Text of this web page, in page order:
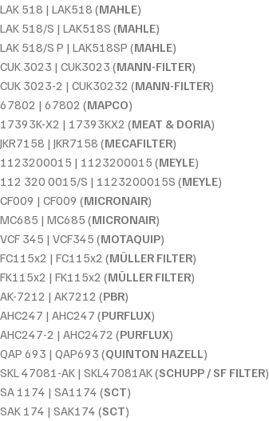
LAK 518 | LAK518 (MAHLE)
LAK 518/S | LAK518S (MAHLE)
LAK 518/S P | LAK518SP (MAHLE)
CUK 3023 | CUK3023 (MANN-FILTER)
CUK 3023-2 | CUK30232 (MANN-FILTER)
67802 | 67802 (MAPCO)
17393K-X2 | 17393KX2 (MEAT & DORIA)
JKR7158 | JKR7158 (MECAFILTER)
1123200015 | 1123200015 (MEYLE)
112 320 0015/S | 1123200015S (MEYLE)
CF009 | CF009 (MICRONAIR)
MC685 | MC685 (MICRONAIR)
VCF 345 | VCF345 (MOTAQUIP)
FC115x2 | FC115x2 (MÜLLER FILTER)
FK115x2 | FK115x2 (MÜLLER FILTER)
AK-7212 | AK7212 (PBR)
AHC247 | AHC247 (PURFLUX)
AHC247-2 | AHC2472 (PURFLUX)
QAP 693 | QAP693 (QUINTON HAZELL )
SKL 47081-AK | SKL47081AK (SCHUPP / SF FILTER)
SA 1174 | SA1174 (SCT)
SAK 174 | SAK174 (SCT)